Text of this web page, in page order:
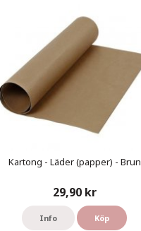
Kartong - Läder (papper) - Brun
29,90 kr
Info Köp